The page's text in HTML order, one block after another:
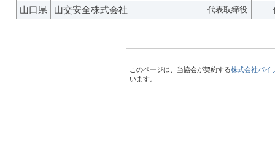
山口県 山交安全株式会社 代表取締役
このページは、当協会が契約する株式会社パイ
います。